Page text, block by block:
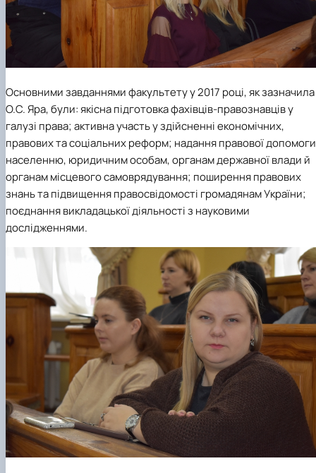
Основними завданнями факультету у 2017 році, як зазначила
О.С. Яра, були: якісна підготовка фахівців-правознавців у
галузі права; активна участь у здійсненні економічних,
правових та соціальних реформ; надання правової допомоги
населенню, юридичним особам, органам державної влади й
органам місцевого самоврядування; поширення правових
знань та підвищення правосвідомості громадянам України;
поєднання викладацької діяльності з науковими
дослідженнями.